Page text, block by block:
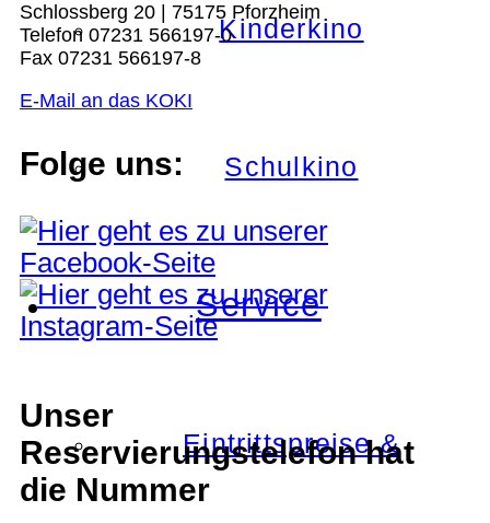
Kinderkino
Schulkino
Service
Eintrittspreise &
Schlossberg 20 | 75175 Pforzheim
Telefon 07231 566197-0
Fax 07231 566197-8
E-Mail an das KOKI
Folge uns:
Unser
Reservierungstelefon hat
die Nummer